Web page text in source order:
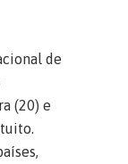
de
(20) e